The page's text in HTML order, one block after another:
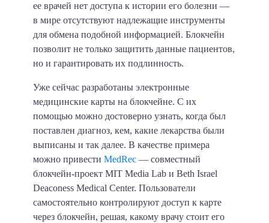
ее врачей нет доступа к истории его болезни —
в мире отсутствуют надлежащие инструменты
для обмена подобной информацией. Блокчейн
позволит не только защитить данные пациентов,
но и гарантировать их подлинность.
Уже сейчас разработаны электронные
медицинские карты на блокчейне. С их
помощью можно достоверно узнать, когда был
поставлен диагноз, кем, какие лекарства были
выписаны и так далее. В качестве примера
можно привести MedRec — совместный
блокчейн-проект MIT Media Lab и Beth Israel
Deaconess Medical Center. Пользователи
самостоятельно контролируют доступ к карте
через блокчейн, решая, какому врачу стоит его